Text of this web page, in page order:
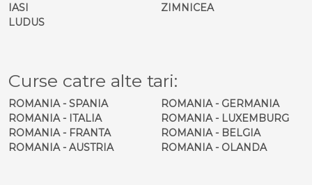
IASI
LUDUS
ZIMNICEA
Curse catre alte tari:
ROMANIA - SPANIA
ROMANIA - ITALIA
ROMANIA - FRANTA
ROMANIA - AUSTRIA
ROMANIA - GERMANIA
ROMANIA - LUXEMBURG
ROMANIA - BELGIA
ROMANIA - OLANDA